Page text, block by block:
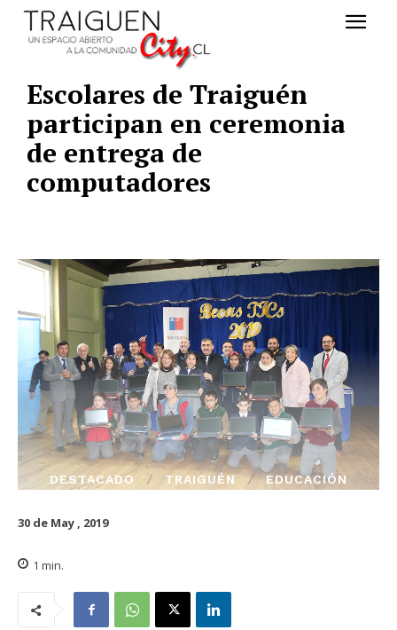
Escolares de Traiguén
participan en ceremonia
de entrega de
computadores
DESTACADO TRAIGUÉN EDUCACIÓN
30 de May , 2019
1 min.